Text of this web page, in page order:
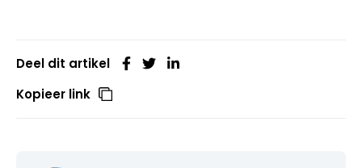
Deel dit artikel
Kopieer link